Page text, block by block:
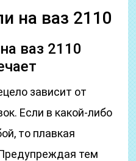
на ваз 2110
ваз 2110
зависит от
Если в какой-либо
то плавкая
тем